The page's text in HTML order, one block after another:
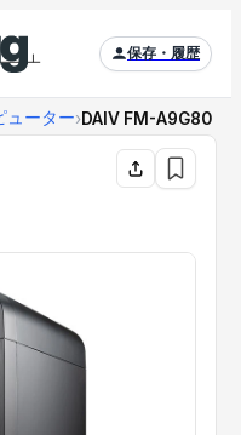
保存・履歴
ューター›DAIV FM-A9G80